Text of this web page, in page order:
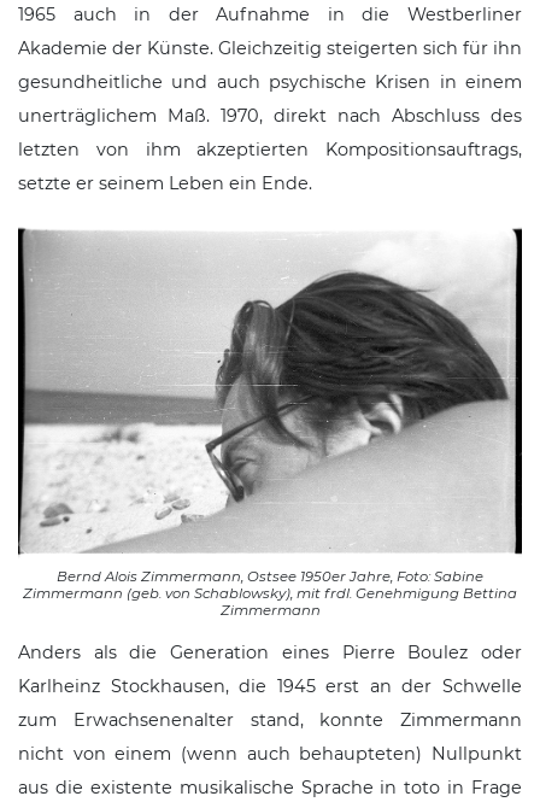
1965 auch in der Aufnahme in die Westberliner
Akademie der Künste. Gleichzeitig steigerten sich für ihn
gesundheitliche und auch psychische Krisen in einem
unerträglichem Maß. 1970, direkt nach Abschluss des
letzten von ihm akzeptierten Kompositionsauftrags,
setzte er seinem Leben ein Ende.
Bernd Alois Zimmermann, Ostsee 1950er Jahre, Foto: Sabine
Zimmermann (geb. von Schablowsky), mit frdl. Genehmigung Bettina
Zimmermann
Anders als die Generation eines Pierre Boulez oder
Karlheinz Stockhausen, die 1945 erst an der Schwelle
zum Erwachsenenalter stand, konnte Zimmermann
nicht von einem (wenn auch behaupteten) Nullpunkt
aus die existente musikalische Sprache in toto in Frage